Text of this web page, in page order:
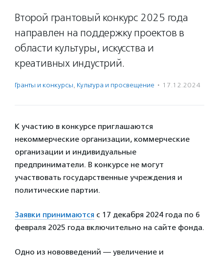
Второй грантовый конкурс 2025 года
направлен на поддержку проектов в
области культуры, искусства и
креативных индустрий.
Гранты и конкурсы, Культура и просвещение · 17.12.2024
К участию в конкурсе приглашаются
некоммерческие организации, коммерческие
организации и индивидуальные
предприниматели. В конкурсе не могут
участвовать государственные учреждения и
политические партии.
Заявки принимаются с 17 декабря 2024 года по 6
февраля 2025 года включительно на сайте фонда.
Одно из нововведений — увеличение и